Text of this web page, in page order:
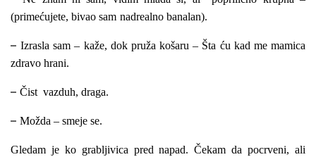
(primećujete, bivao sam nadrealno banalan).
–Izrasla sam – kaže, dok pruža košaru – Šta ću kad me mamica
zdravo hrani.
– Čist vazduh, draga.
– Možda – smeje se.
Gledam je ko grabljivica pred napad. Čekam da pocrveni, ali